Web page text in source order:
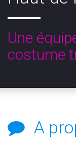
Une
costume
A